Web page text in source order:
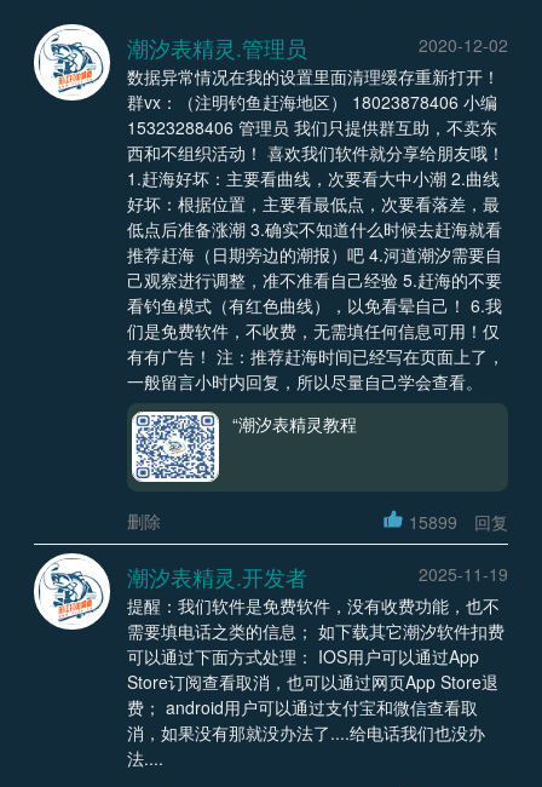
潮汐表精灵.管理员
2020-12-02
数据异常情况在我的设置里面清理缓存重新打开！
群vx：（注明钓鱼赶海地区） 18023878406 小编
15323288406 管理员 我们只提供群互助，不卖东
西和不组织活动！ 喜欢我们软件就分享给朋友哦！
1.赶海好坏：主要看曲线，次要看大中小潮 2.曲线
好坏：根据位置，主要看最低点，次要看落差，最
低点后准备涨潮 3.确实不知道什么时候去赶海就看
推荐赶海（日期旁边的潮报）吧 4.河道潮汐需要自
己观察进行调整，准不准看自己经验 5.赶海的不要
看钓鱼模式（有红色曲线），以免看晕自己！ 6.我
们是免费软件，不收费，无需填任何信息可用！仅
有有广告！ 注：推荐赶海时间已经写在页面上了，
一般留言小时内回复，所以尽量自己学会查看。
“潮汐表精灵教程
删除 15899 回复
潮汐表精灵.开发者
2025-11-19
提醒：我们软件是免费软件，没有收费功能，也不
需要填电话之类的信息； 如下载其它潮汐软件扣费
可以通过下面方式处理： IOS用户可以通过App
Store订阅查看取消，也可以通过网页App Store退
费； android用户可以通过支付宝和微信查看取
消，如果没有那就没办法了....给电话我们也没办
法....